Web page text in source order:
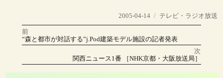
投
稿
日:
2005-04-14
カ
テ
ゴ
リ
ー
テレビ・ラジオ放送
投
ナ
前
前
の
“森と都市が対話する”j.Pod建築モデル施設の記者発表
次
の
関西ニュース1番 ［NHK京都・大阪放送局］